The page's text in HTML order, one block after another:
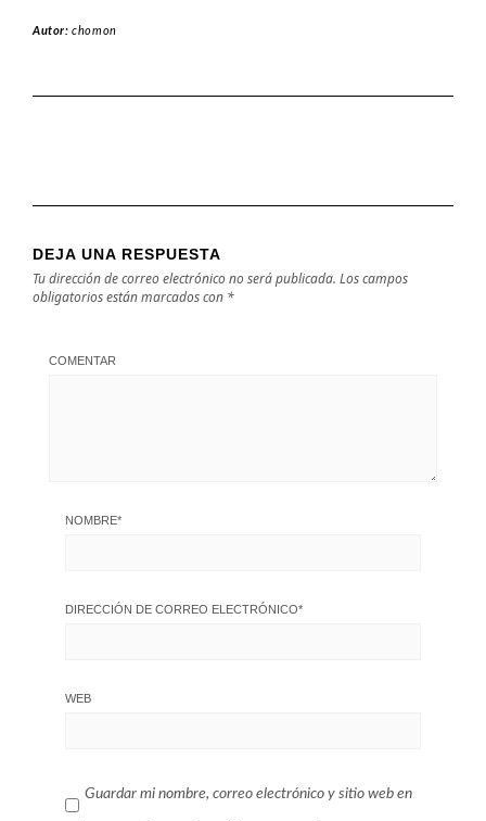
Autor:chomon
DEJA UNA RESPUESTA
Tu dirección de correo electrónico no será publicada. Los campos
obligatorios están marcados con *
COMENTAR
NOMBRE*
DIRECCIÓN DE CORREO ELECTRÓNICO*
WEB
Guardar mi nombre, correo electrónico y sitio web en